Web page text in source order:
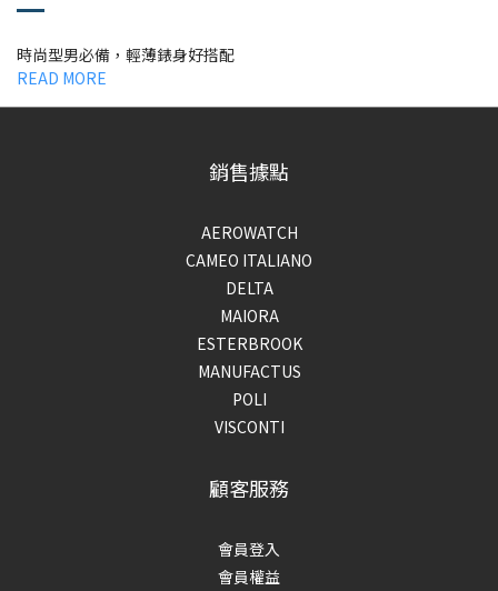
時尚型男必備，輕薄錶身好搭配
READ MORE
銷售據點
AEROWATCH
CAMEO ITALIANO
DELTA
MAIORA
ESTERBROOK
MANUFACTUS
POLI
VISCONTI
顧客服務
會員登入
會員權益